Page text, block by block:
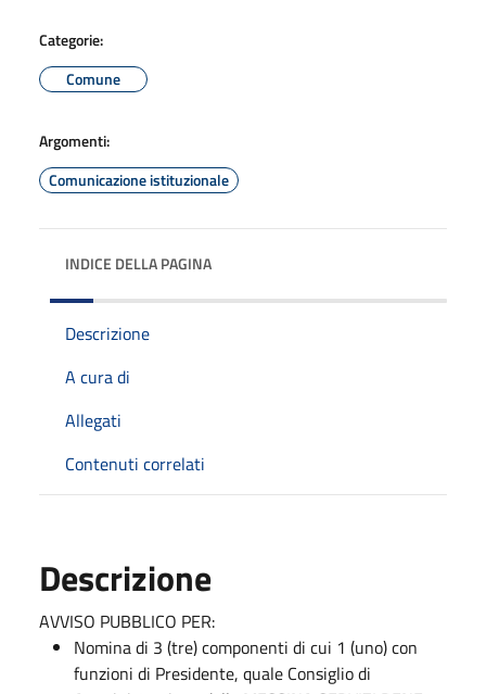
Categorie:
Comune
Argomenti:
Comunicazione istituzionale
INDICE DELLA PAGINA
Descrizione
A cura di
Allegati
Contenuti correlati
Descrizione
AVVISO PUBBLICO PER:
Nomina di 3 (tre) componenti di cui 1 (uno) con
funzioni di Presidente, quale Consiglio di